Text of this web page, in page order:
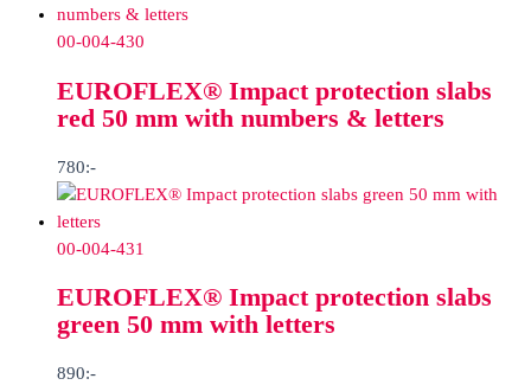
00-004-430
EUROFLEX® Impact protection slabs
red 50 mm with numbers & letters
780:-
00-004-431
EUROFLEX® Impact protection slabs
green 50 mm with letters
890:-